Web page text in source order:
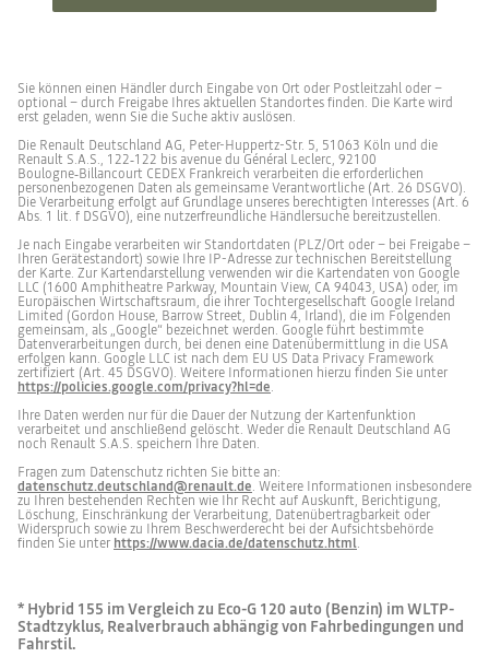
Sie können einen Händler durch Eingabe von Ort oder Postleitzahl oder –
optional – durch Freigabe Ihres aktuellen Standortes finden. Die Karte wird
erst geladen, wenn Sie die Suche aktiv auslösen.
Die Renault Deutschland AG, Peter-Huppertz-Str. 5, 51063 Köln und die
Renault S.A.S., 122‑122 bis avenue du Général Leclerc, 92100
Boulogne‑Billancourt CEDEX Frankreich verarbeiten die erforderlichen
personenbezogenen Daten als gemeinsame Verantwortliche (Art. 26 DSGVO).
Die Verarbeitung erfolgt auf Grundlage unseres berechtigten Interesses (Art. 6
Abs. 1 lit. f DSGVO), eine nutzerfreundliche Händlersuche bereitzustellen.
Je nach Eingabe verarbeiten wir Standortdaten (PLZ/Ort oder – bei Freigabe –
Ihren Gerätestandort) sowie Ihre IP-Adresse zur technischen Bereitstellung
der Karte. Zur Kartendarstellung verwenden wir die Kartendaten von Google
LLC (1600 Amphitheatre Parkway, Mountain View, CA 94043, USA) oder, im
Europäischen Wirtschaftsraum, die ihrer Tochtergesellschaft Google Ireland
Limited (Gordon House, Barrow Street, Dublin 4, Irland), die im Folgenden
gemeinsam, als „Google“ bezeichnet werden. Google führt bestimmte
Datenverarbeitungen durch, bei denen eine Datenübermittlung in die USA
erfolgen kann. Google LLC ist nach dem EU US Data Privacy Framework
zertifiziert (Art. 45 DSGVO). Weitere Informationen hierzu finden Sie unter
https://policies.google.com/privacy?hl=de.
Ihre Daten werden nur für die Dauer der Nutzung der Kartenfunktion
verarbeitet und anschließend gelöscht. Weder die Renault Deutschland AG
noch Renault S.A.S. speichern Ihre Daten.
Fragen zum Datenschutz richten Sie bitte an:
datenschutz.deutschland@renault.de. Weitere Informationen insbesondere
zu Ihren bestehenden Rechten wie Ihr Recht auf Auskunft, Berichtigung,
Löschung, Einschränkung der Verarbeitung, Datenübertragbarkeit oder
Widerspruch sowie zu Ihrem Beschwerderecht bei der Aufsichtsbehörde
finden Sie unter https://www.dacia.de/datenschutz.html.
* Hybrid 155 im Vergleich zu Eco-G 120 auto (Benzin) im WLTP-
Stadtzyklus, Realverbrauch abhängig von Fahrbedingungen und
Fahrstil.